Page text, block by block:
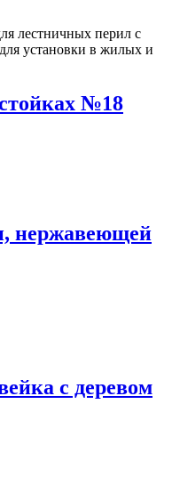
№18
нержавеющей
с деревом